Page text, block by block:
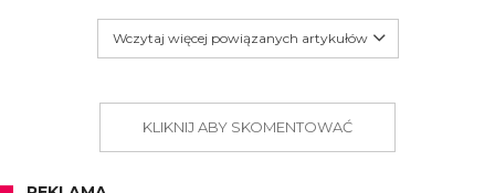
Wczytaj więcej powiązanych artykułów
KLIKNIJ ABY SKOMENTOWAĆ